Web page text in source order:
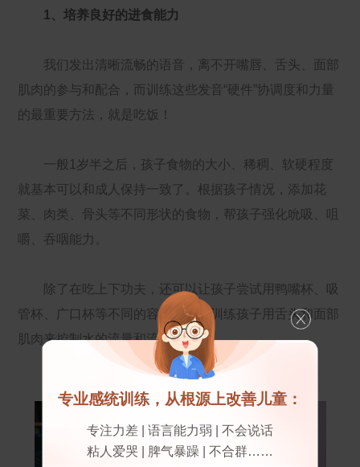
1、培养良好的进食能力
我们发出清晰流畅的语音，离不开嘴唇、舌头、面部
肌肉的参与和配合，而训练这些发音“硬件”协调度和力量
的最重要方法，就是吃饭！
一般1岁半之后，孩子食物的大小、稀稠、软硬程度
就基本可以和成人保持一致了。根据孩子情况，添加花
菜、肉类、骨头等不同形状的食物，帮孩子强化吮吸、咀
嚼、吞咽能力。
除了在吃上下功夫，还可以让孩子尝试用鸭嘴杯、吸
管杯、广口杯等不同的容器喝水，训练孩子用舌头和面部
肌肉来控制水的流量和流速。
专业感统训练，从根源上改善儿童：
专注力差 | 语言能力弱 | 不会说话
粘人爱哭 | 脾气暴躁 | 不合群……